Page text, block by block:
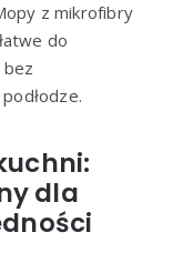
z mikrofibry
do
bez
dla